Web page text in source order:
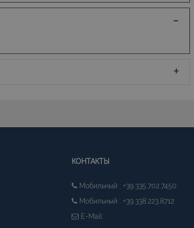
КОНТАКТЫ
Мобильный : +39.335.702.7450
Мобильный : +39.338.223.8712
E-Mail: